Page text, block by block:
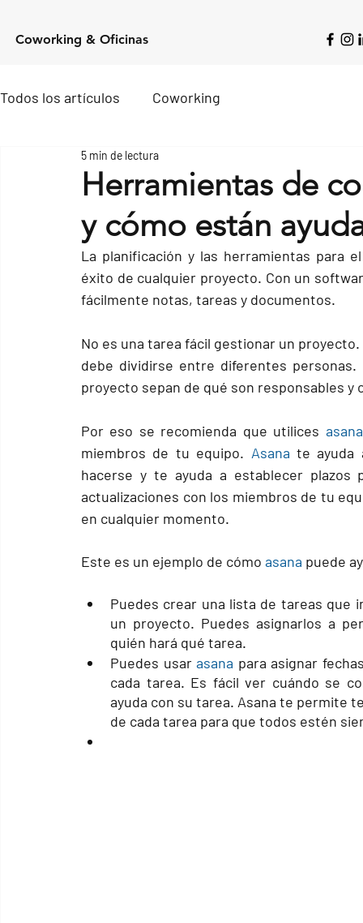
Coworking & Oficinas
Todos los artículos Coworking
Herramientas de
y cómo están
5 min de lectura
La planificación y las herramientas para
éxito de cualquier proyecto. Con un
fácilmente notas, tareas y documentos.
No es una tarea fácil gestionar un proyecto
debe dividirse entre diferentes
proyecto sepan de qué son responsables y
Por eso se recomienda que utilices asana
miembros de tu equipo. Asana te ayuda
hacerse y te ayuda a establecer plazos
actualizaciones con los miembros de tu
en cualquier momento.
Este es un ejemplo de cómo asana puede
Puedes crear una lista de tareas que
un proyecto. Puedes asignarlos a
quién hará qué tarea.
Puedes usar asana para asignar f
cada tarea. Es fácil ver cuándo se
ayuda con su tarea. Asana te permite
de cada tarea para que todos estén